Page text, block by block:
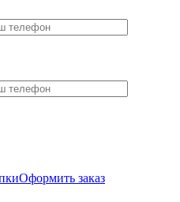
Оформить заказ